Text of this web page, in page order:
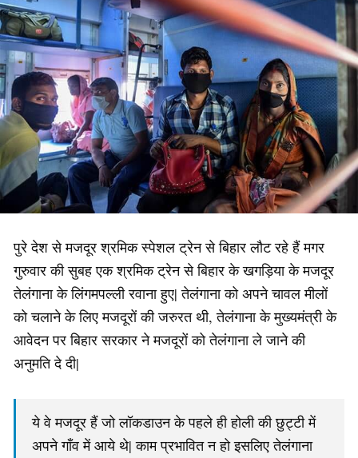
पुरे देश से मजदूर श्रमिक स्पेशल ट्रेन से बिहार लौट रहे हैं मगर
गुरुवार की सुबह एक श्रमिक ट्रेन से बिहार के खगड़िया के मजदूर
तेलंगाना के लिंगमपल्ली रवाना हुए| तेलंगाना को अपने चावल मीलों
को चलाने के लिए मजदूरों की जरुरत थी, तेलंगाना के मुख्यमंत्री के
आवेदन पर बिहार सरकार ने मजदूरों को तेलंगाना ले जाने की
अनुमति दे दी|
ये वे मजदूर हैं जो लॉकडाउन के पहले ही होली की छुट्टी में
अपने गाँव में आये थे| काम प्रभावित न हो इसलिए तेलंगाना